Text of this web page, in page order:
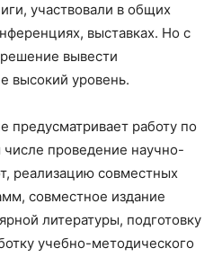
участвовали в общих
выставках. Но с
вывести
высокий уровень.
предусматривает работу по
проведение научно-
реализацию совместных
совместное издание
литературы, подготовку
учебно-методического